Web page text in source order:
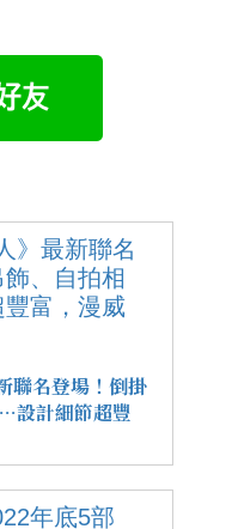
名登場！倒掛
設計細節超豐